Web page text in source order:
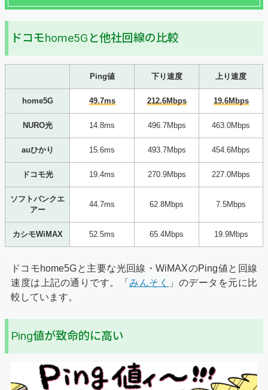
ドコモhome5Gと他社回線の比較
Ping値 下り速度 上り速度
home5G 49.7ms 212.6Mbps 19.6Mbps
NURO光 14.8ms 496.7Mbps 463.0Mbps
auひかり 15.6ms 493.7Mbps 454.6Mbps
ドコモ光 19.4ms 270.9Mbps 227.0Mbps
ソフトバンクエ
アー
44.7ms 62.8Mbps 7.5Mbps
カシモWiMAX 52.5ms 65.4Mbps 19.9Mbps
ドコモhome5Gと主要な光回線・WiMAXのPing値と回線
速度は上記の通りです。「 みんそく
」のデータを元に比
較しています。
Ping値が致命的に高い